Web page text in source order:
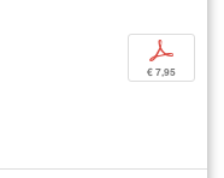
p
€ 7,95